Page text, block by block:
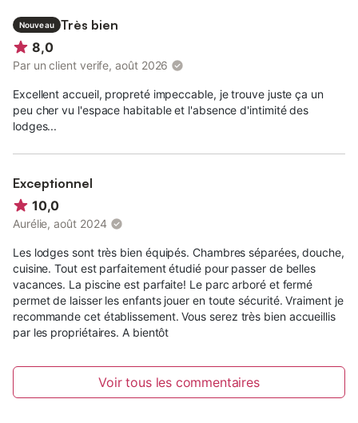
Nouveau
Très bien
8,0
Par un client verife, août 2026
Excellent accueil, propreté impeccable, je trouve juste ça un
peu cher vu l'espace habitable et l'absence d'intimité des
lodges...
Exceptionnel
10,0
Aurélie, août 2024
Les lodges sont très bien équipés. Chambres séparées, douche,
cuisine. Tout est parfaitement étudié pour passer de belles
vacances. La piscine est parfaite! Le parc arboré et fermé
permet de laisser les enfants jouer en toute sécurité. Vraiment je
recommande cet établissement. Vous serez très bien accueillis
par les propriétaires. A bientôt
Voir tous les commentaires